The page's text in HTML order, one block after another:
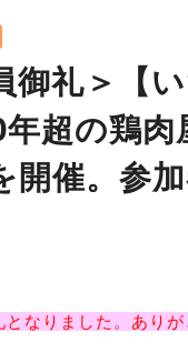
御礼＞【
超の鶏肉
開催。参加
なりました。ありが